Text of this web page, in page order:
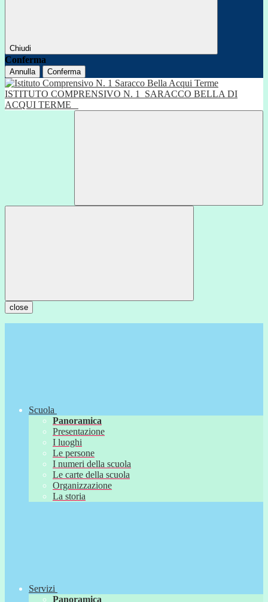
Chiudi
Conferma
Annulla Conferma
ISTITUTO COMPRENSIVO N. 1
SARACCO BELLA DI
ACQUI TERME
close
Scuola
Panoramica
Presentazione
I luoghi
Le persone
I numeri della scuola
Le carte della scuola
Organizzazione
La storia
Servizi
Panoramica